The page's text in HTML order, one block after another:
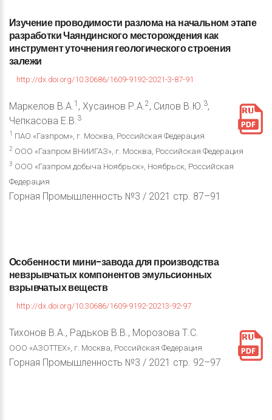
Изучение проводимости разломананачальномэтапе
разработкиЧаяндинского месторождениякак
инструментуточнениягеологическогостроения
залежи
http://dx.doi.org/10.30686/1609-9192-2021-3-87-91
Маркелов В.А.1 , Хусаинов Р.А.2, Силов В.Ю.3,
Чепкасова Е.В.3
1 ПАО «Газпром», г. Москва, Российская Федерация
2 ООО «Газпром ВНИИГАЗ», г. Москва, Российская Федерация
3 ООО «Газпром добыча Ноябрьск», Ноябрьск, Российская
Федерация
Горная Промышленность №3 / 2021 стр. 87–91
Особенности мини-заводадляпроизводства
невзрывчатыхкомпонентовэмульсионных
взрывчатыхвеществ
http://dx.doi.org/10.30686/1609-9192-20213-92-97
Тихонов В.А., Радьков В.В., Морозова Т.С.
ООО «АЗОТТЕХ», г. Москва, Российская Федерация
Горная Промышленность №3 / 2021 стр. 92–97